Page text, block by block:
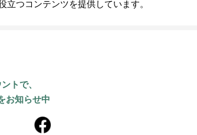
立つコンテンツを提供しています。
トで、
お知らせ中